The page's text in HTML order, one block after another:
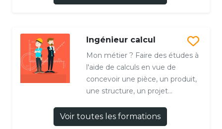
Ingénieur calcul
Mon métier ? Faire des études à
l'aide de calculs en vue de
concevoir une pièce, un produit,
une structure, un projet...
Voir toutes les formations